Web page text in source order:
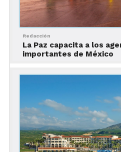
Redacción
La Paz capacita a los
importantes de México